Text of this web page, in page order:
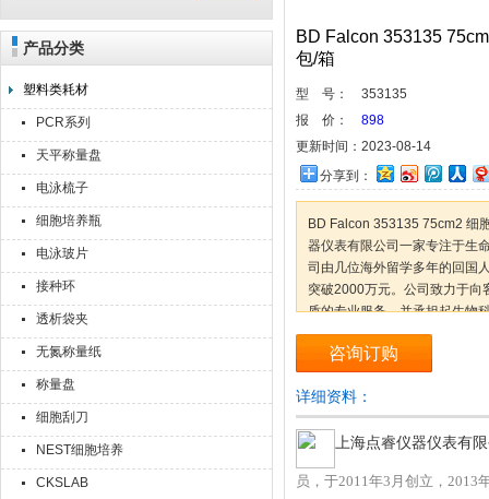
上海点睿仪器仪表有限公司
产品分类
塑料类耗材
PCR系列
天平称量盘
电泳梳子
细胞培养瓶
电泳玻片
接种环
透析袋夹
无氮称量纸
称量盘
细胞刮刀
NEST细胞培养
CKSLAB
BD Falcon 353135
包/箱
型 号：
353135
报 价：
898
更新时间： 2023-08-14
分享到：
BD Falcon 353135 75cm2 细
器仪表有限公司一家专注于生
司由几位海外留学多年的回国
突破2000万元。公司致力于向
质的专业服务，并承担起生物
命科学事业的发展。优秀的员
咨询订购
详细资料：
上海点睿仪器仪表有
员，于2011年3月创立，2013